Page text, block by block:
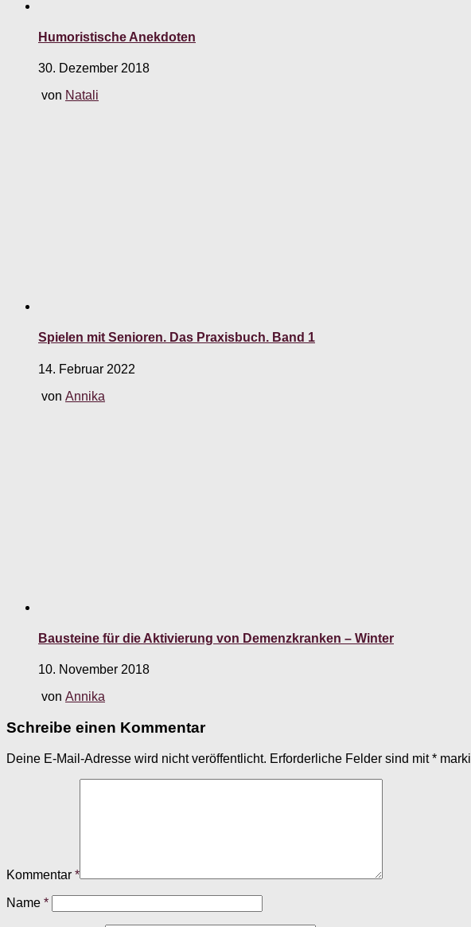
Humoristische Anekdoten
30. Dezember 2018
von Natali
Spielen mit Senioren. Das Praxisbuch. Band 1
14. Februar 2022
von Annika
Bausteine für die Aktivierung von Demenzkranken – Winter
10. November 2018
von Annika
Schreibe einen Kommentar
Deine E-Mail-Adresse wird nicht veröffentlicht. Erforderliche Felder sind mit*
Kommentar *
Name *